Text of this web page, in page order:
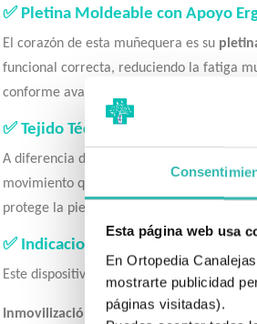
Esta página web usa
En Ortopedia
mostrarte publicidad
páginas visitadas).
✅ Pletina Moldeable con Apoyo
El corazón de esta muñequera es su
funcional correcta, reduciendo la fatiga
conforme avanza la mejoría.
✅ Tejido Técnico con Efecto Masaje
A diferencia de los soportes elásticos
movimiento que favorece el retorno
protege la piel durante el uso prolongado,
✅ Indicaciones Profilácticas
Este dispositivo es altamente eficaz en
Inmovilización Preventiva: Protección de